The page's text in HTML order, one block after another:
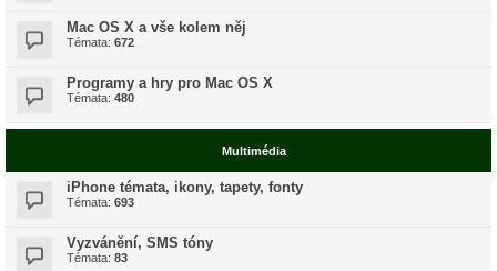
Mac OS X a vše kolem něj
Témata: 672
Programy a hry pro Mac OS X
Témata: 480
Multimédia
iPhone témata, ikony, tapety, fonty
Témata: 693
Vyzvánění, SMS tóny
Témata: 83